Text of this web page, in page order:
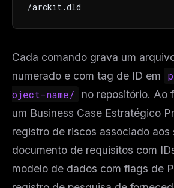
/arckit.dld
Cada comando grava um
numerado e com tag de ID em
oject-name/
no repositório. Ao
um Business Case Estratégico
registro de riscos associado aos
documento de requisitos com
modelo de dados com flags de